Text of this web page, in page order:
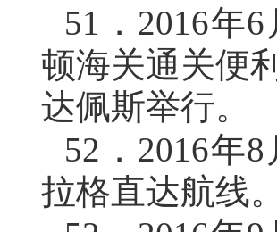
51． 2016年
顿海关通关便
达佩斯举行。
52． 2016年
拉格直达航线。